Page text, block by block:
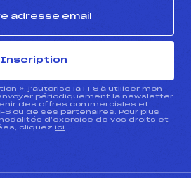
Inscription
», j’autorise la FFS à utiliser mon
périodiquement la newsletter
des offres commerciales et
ou de ses partenaires. Pour plus
d’exercice de vos droits et
cliquez ici